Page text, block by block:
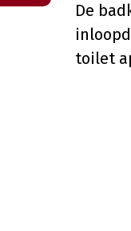
De
toilet